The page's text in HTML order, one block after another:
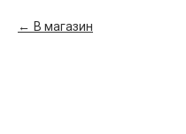
В магазин